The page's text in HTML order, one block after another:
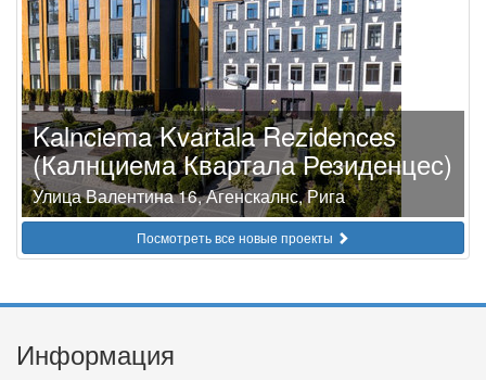
Kalnciema Kvartāla Rezidences
(Калнциема Квартала Резиденцес)
Улица Валентина 16, Агенскалнс, Рига
Посмотреть все новые проекты
Информация